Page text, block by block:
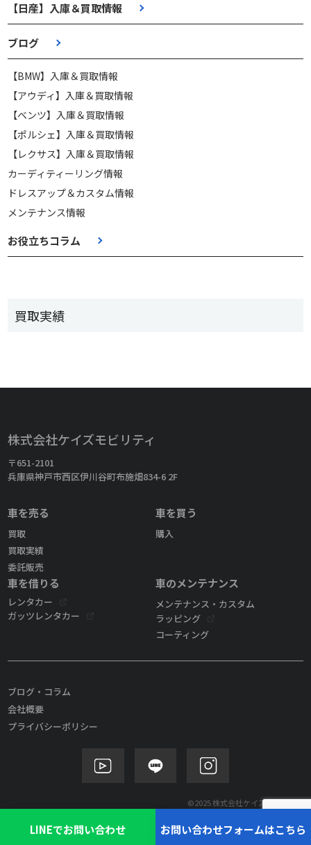
LINEでお問い合わせ お問い合わせフォームはこちら
【日産】入庫＆買取情報
ブログ
【BMW】入庫＆買取情報
【アウディ】入庫＆買取情報
【ベンツ】入庫＆買取情報
【ポルシェ】入庫＆買取情報
【レクサス】入庫＆買取情報
カーディティーリング情報
ドレスアップ＆カスタム情報
メンテナンス情報
お役立ちコラム
買取実績
株式会社ケイズモビリティ
〒651-2101
兵庫県神戸市西区伊川谷町布施畑834-6 2F
車を売る
買取
買取実績
委託販売
車を買う
購入
車を借りる
レンタカー
ガッツレンタカー
車のメンテナンス
メンテナンス・カスタム
ラッピング
コーティング
ブログ・コラム
会社概要
プライバシーポリシー
©2025 株式会社ケイズモビリティ